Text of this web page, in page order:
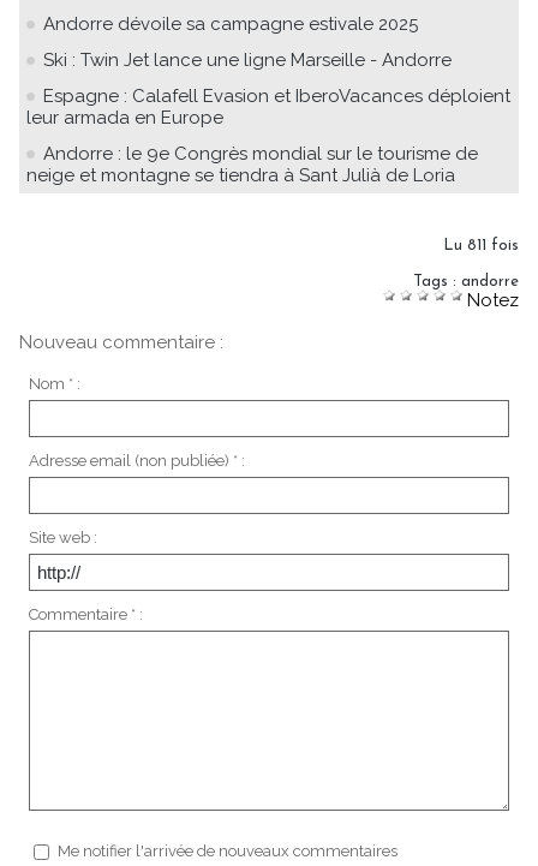
Andorre dévoile sa campagne estivale 2025
Ski : Twin Jet lance une ligne Marseille - Andorre
Espagne : Calafell Evasion et IberoVacances déploient
leur armada en Europe
Andorre : le 9e Congrès mondial sur le tourisme de
neige et montagne se tiendra à Sant Julià de Loria
Lu 811 fois
Tags : andorre
Notez
Nouveau commentaire :
Nom * :
Adresse email (non publiée) * :
Site web :
Commentaire * :
Me notifier l'arrivée de nouveaux commentaires